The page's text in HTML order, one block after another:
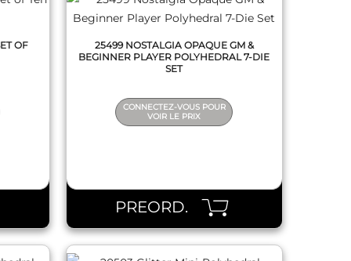
OF
25499 NOSTALGIA OPAQUE GM &
BEGINNER PLAYER POLYHEDRAL 7-DIE
SET
CONNECTEZ-VOUS POUR
VOIR LE PRIX
PREORD.